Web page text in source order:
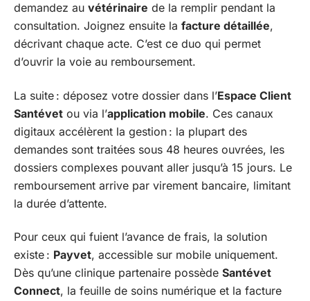
demandez au vétérinaire de la remplir pendant la
consultation. Joignez ensuite la facture détaillée,
décrivant chaque acte. C’est ce duo qui permet
d’ouvrir la voie au remboursement.
La suite : déposez votre dossier dans l’Espace Client
Santévet ou via l’application mobile. Ces canaux
digitaux accélèrent la gestion : la plupart des
demandes sont traitées sous 48 heures ouvrées, les
dossiers complexes pouvant aller jusqu’à 15 jours. Le
remboursement arrive par virement bancaire, limitant
la durée d’attente.
Pour ceux qui fuient l’avance de frais, la solution
existe : Payvet, accessible sur mobile uniquement.
Dès qu’une clinique partenaire possède Santévet
Connect, la feuille de soins numérique et la facture